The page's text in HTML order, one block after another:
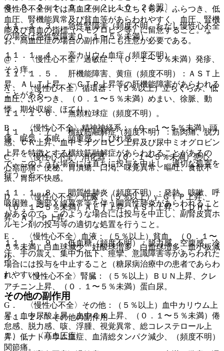
慢性心不全例では高血圧例に比べ立ちくらみ、ふらつき、低
血圧、腎機能異常及び貧血等があらわれやすく、血圧、腎機
能及び貧血の指標（ヘモグロビン等）に留意すること。な
お、高血圧症の場合の副作用にも注意が必要である。
@． 〈慢性心不全〉過敏症：（０．１〜５％未満）発疹、
そう痒。
A． 〈慢性心不全〉循環器：（５％以上）立ちくらみ、低
血圧、ふらつき、（０．１〜５％未満）めまい、徐脈、動
悸、期外収縮、ほてり。
B． 〈慢性心不全〉精神神経系：（０．１〜５％未満）頭
痛、眠気、不眠、頭重感、しびれ感。
C． 〈慢性心不全〉消化器：（０．１〜５％未満）悪心、
心窩部痛、便秘、胃潰瘍、口渇、味覚異常、嘔吐、食欲不
振、胃部不快感。
D． 〈慢性心不全〉肝臓：（５％以上）γ−ＧＴＰ上昇、
（０．１〜５％未満）ＡＬＴ上昇、ＡＳＴ上昇、ＬＤＨ上
昇、Ａｌ−Ｐ上昇。
E． 〈慢性心不全〉血液：（５％以上）貧血、（０．１〜
５％未満）白血球減少、好酸球増多、白血球増多、血小板減
少。
F． 〈慢性心不全〉腎臓：（５％以上）ＢＵＮ上昇、クレ
アチニン上昇、（０．１〜５％未満）蛋白尿。
G． 〈慢性心不全〉その他：（５％以上）血中カリウム上
昇、血中尿酸上昇、血中ＣＫ上昇、（０．１〜５％未満）倦
怠感、脱力感、咳、浮腫、視覚異常、総コレステロール上
昇、低ナトリウム血症、血清総タンパク減少、（頻度不明）
関節痛。
８、９．２．１、９．２．２、１０．２参照〕。
１１．１．３． 急性腎障害（頻度不明。ただし慢性心不全
の場合は急性腎障害０．１〜５％未満）。
１１．１．４． 高カリウム血症（頻度不明）。
１１．１．５． 肝機能障害、黄疸（頻度不明）：ＡＳＴ上
昇、ＡＬＴ上昇、γ−ＧＴＰ上昇等の肝機能障害があらわれる
ことがある。
１１．１．６． 無顆粒球症（頻度不明）。
１１．１．７． 横紋筋融解症（頻度不明）：筋肉痛、脱力
感、ＣＫ上昇、血中ミオグロビン上昇及び尿中ミオグロビン
上昇を特徴とする横紋筋融解症があらわれることがあるの
で、このような場合には直ちに投与を中止し、適切な処置を
行うこと。
１１．１．８． 間質性肺炎（頻度不明）：発熱、咳嗽、呼
吸困難、胸部Ｘ線異常等を伴う間質性肺炎があらわれること
があるので、このような場合には投与を中止し、副腎皮質ホ
ルモン剤の投与等の適切な処置を行うこと。
１１．１．９． 低血糖（頻度不明）：脱力感、空腹感、冷
汗、手の震え、集中力低下、痙攣、意識障害等があらわれた
場合には投与を中止すること（糖尿病治療中の患者であらわ
れやすい）。
その他の副作用
１１．２． その他の副作用
１）． 〈高血圧症〉